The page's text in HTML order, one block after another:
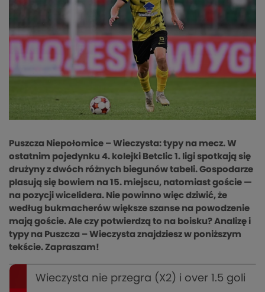
Puszcza Niepołomice – Wieczysta: typy na mecz. W
ostatnim pojedynku 4. kolejki Betclic 1. ligi spotkają się
drużyny z dwóch różnych biegunów tabeli. Gospodarze
plasują się bowiem na 15. miejscu, natomiast goście —
na pozycji wicelidera. Nie powinno więc dziwić, że
według bukmacherów większe szanse na powodzenie
mają goście. Ale czy potwierdzą to na boisku? Analizę i
typy na Puszcza – Wieczysta znajdziesz w poniższym
tekście. Zapraszam!
Wieczysta nie przegra (X2) i over 1.5 goli